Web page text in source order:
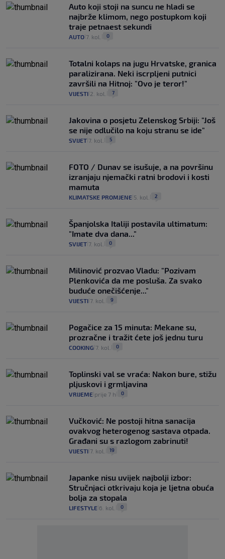
Auto koji stoji na suncu ne hladi se
najbrže klimom, nego postupkom koji
traje petnaest sekundi
AUTO 7. kol. 0
Totalni kolaps na jugu Hrvatske, granica
paralizirana. Neki iscrpljeni putnici
završili na Hitnoj: "Ovo je teror!"
VIJESTI 2. kol. 7
Jakovina o posjetu Zelenskog Srbiji: "Još
se nije odlučilo na koju stranu se ide"
SVIJET 7. kol. 5
FOTO / Dunav se isušuje, a na površinu
izranjaju njemački ratni brodovi i kosti
mamuta
KLIMATSKE PROMJENE 5. kol. 2
Španjolska Italiji postavila ultimatum:
"Imate dva dana..."
SVIJET 7. kol. 0
Milinović prozvao Vladu: "Pozivam
Plenkovića da me posluša. Za svako
buduće onečišćenje..."
VIJESTI 7. kol. 9
Pogačice za 15 minuta: Mekane su,
prozračne i tražit ćete još jednu turu
COOKING 7. kol. 0
Toplinski val se vraća: Nakon bure, stižu
pljuskovi i grmljavina
VRIJEME prije 7 h 0
Vučković: Ne postoji hitna sanacija
ovakvog heterogenog sastava otpada.
Građani su s razlogom zabrinuti!
VIJESTI 7. kol. 19
Japanke nisu uvijek najbolji izbor:
Stručnjaci otkrivaju koja je ljetna obuća
bolja za stopala
LIFESTYLE 6. kol. 0